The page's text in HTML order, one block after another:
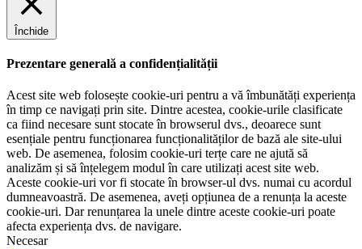
Închide
Prezentare generală a confidențialității
Acest site web folosește cookie-uri pentru a vă îmbunătăți experiența
în timp ce navigați prin site. Dintre acestea, cookie-urile clasificate
ca fiind necesare sunt stocate în browserul dvs., deoarece sunt
esențiale pentru funcționarea funcționalităților de bază ale site-ului
web. De asemenea, folosim cookie-uri terțe care ne ajută să
analizăm și să înțelegem modul în care utilizați acest site web.
Aceste cookie-uri vor fi stocate în browser-ul dvs. numai cu acordul
dumneavoastră. De asemenea, aveți opțiunea de a renunța la aceste
cookie-uri. Dar renunțarea la unele dintre aceste cookie-uri poate
afecta experiența dvs. de navigare.
Necesar